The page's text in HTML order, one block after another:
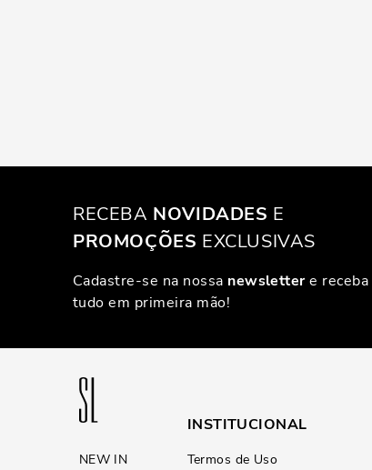
RECEBA NOVIDADES E
PROMOÇÕES EXCLUSIVAS
Cadastre-se na nossa newslettere receba
tudo em primeira mão!
NEW IN
INSTITUCIONAL
Termos de Uso